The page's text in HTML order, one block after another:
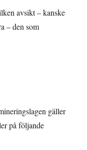
avsikt – kanske
– den som
gäller
på följande